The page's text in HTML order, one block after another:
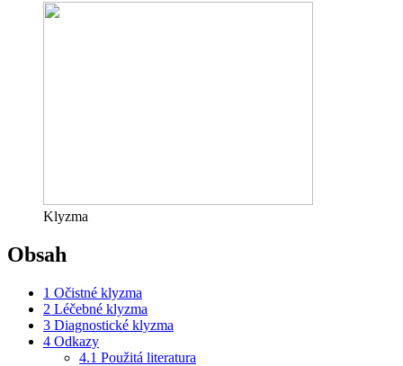
Klyzma
Obsah
1 Očistné klyzma
2 Léčebné klyzma
3 Diagnostické klyzma
4 Odkazy
4.1 Použitá literatura